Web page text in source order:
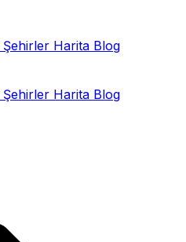
Şehirler Harita Blog
Şehirler Harita Blog